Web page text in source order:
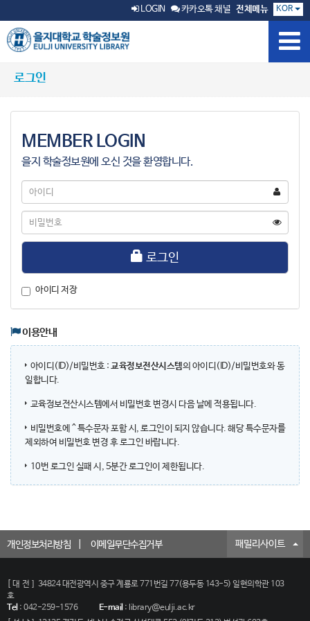
LOGIN 카카오톡 채널 전체메뉴 KOR
로그인
MEMBER LOGIN
을지 학술정보원에 오신 것을 환영합니다.
아
디
비
번
로그인
아이디 저장
이용안내
아이디(ID)/비밀번호 : 교육정보전산시스템의 아이디(ID)/비밀번호와 동
일합니다.
교육정보전산시스템에서 비밀번호 변경시 다음 날에 적용됩니다.
비밀번호에 ^ 특수문자 포함 시, 로그인이 되지 않습니다. 해당 특수문자를
제외하여 비밀번호 변경 후 로그인 바랍니다.
10번 로그인 실패 시, 5분간 로그인이 제한됩니다.
개인정보처리방침 이메일무단수집거부 패밀리사이트
[대전]
34824 대전광역시 중구 계룡로 771번길 77(용두동 143-5) 일현의학관 103
호
Tel: 042-259-1576 E-mail: library@eulji.ac.kr